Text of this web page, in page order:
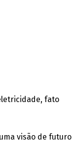
fato
visão de futuro